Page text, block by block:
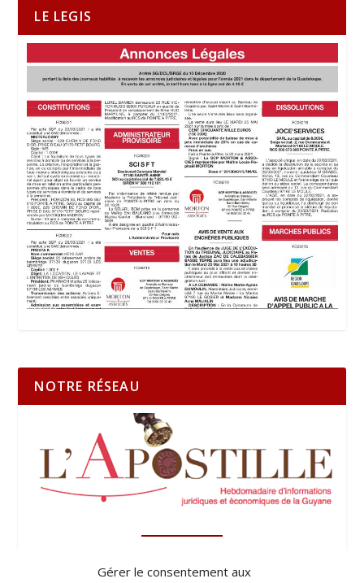
Gérer le consentement aux
LE LEGIS
NOTRE RÉSEAU